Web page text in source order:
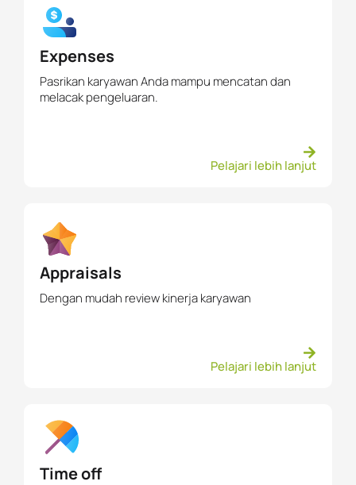
Expenses
Pasrikan karyawan Anda mampu mencatan dan
melacak pengeluaran.
Pelajari lebih lanjut
Appraisals
Dengan mudah review kinerja karyawan
Pelajari lebih lanjut
Time off